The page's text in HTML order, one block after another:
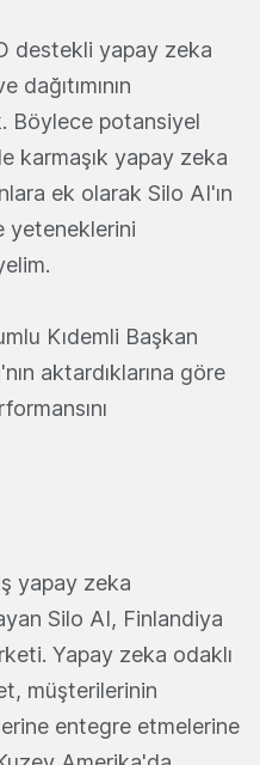
destekli yapay zeka
Böylece potansiyel
karmaşık yapay zeka
ek olarak Silo AI'ın
yeteneklerini
Kıdemli Başkan
aktardıklarına göre
yapay zeka
Silo AI, Finlandiya
Yapay zeka odaklı
müşterilerinin
entegre etmelerine